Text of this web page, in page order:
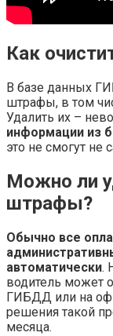
Как
В базе данных
штрафы, в том
Удалить их –
информации из
это не смогут не
Можно ли
штрафы?
Обычно все
автоматически.
водитель может
ГИБДД или на
решения такой
месяца.